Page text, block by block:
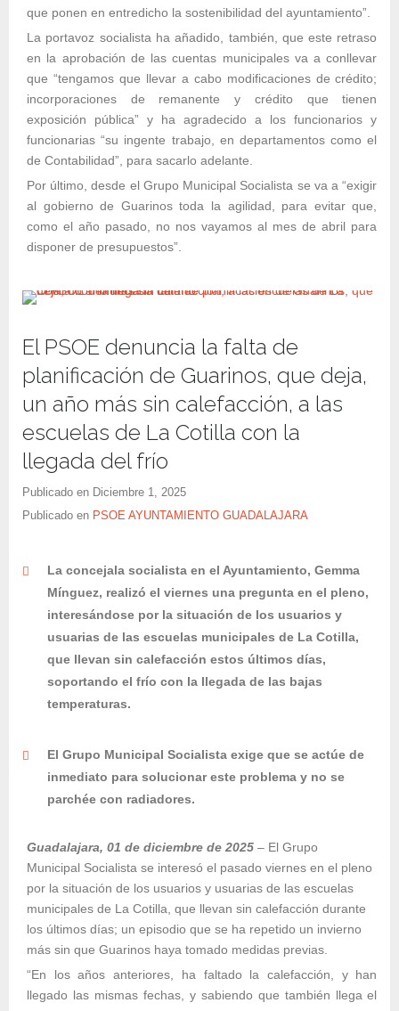
que ponen en entredicho la sostenibilidad del ayuntamiento”.
La portavoz socialista ha añadido, también, que este retraso
en la aprobación de las cuentas municipales va a conllevar
que “tengamos que llevar a cabo modificaciones de crédito;
incorporaciones de remanente y crédito que tienen
exposición pública” y ha agradecido a los funcionarios y
funcionarias “su ingente trabajo, en departamentos como el
de Contabilidad”, para sacarlo adelante.
Por último, desde el Grupo Municipal Socialista se va a “exigir
al gobierno de Guarinos toda la agilidad, para evitar que,
como el año pasado, no nos vayamos al mes de abril para
disponer de presupuestos”.
El PSOE denuncia la falta de
planificación de Guarinos, que deja,
un año más sin calefacción, a las
escuelas de La Cotilla con la
llegada del frío
Publicado en Diciembre 1, 2025
Publicado en PSOE AYUNTAMIENTO GUADALAJARA
La concejala socialista en el Ayuntamiento, Gemma
Mínguez, realizó el viernes una pregunta en el pleno,
interesándose por la situación de los usuarios y
usuarias de las escuelas municipales de La Cotilla,
que llevan sin calefacción estos últimos días,
soportando el frío con la llegada de las bajas
temperaturas.
El Grupo Municipal Socialista exige que se actúe de
inmediato para solucionar este problema y no se
parchée con radiadores.
Guadalajara, 01 de diciembre de 2025 – El Grupo
Municipal Socialista se interesó el pasado viernes en el pleno
por la situación de los usuarios y usuarias de las escuelas
municipales de La Cotilla, que llevan sin calefacción durante
los últimos días; un episodio que se ha repetido un invierno
más sin que Guarinos haya tomado medidas previas.
“En los años anteriores, ha faltado la calefacción, y han
llegado las mismas fechas, y sabiendo que también llega el